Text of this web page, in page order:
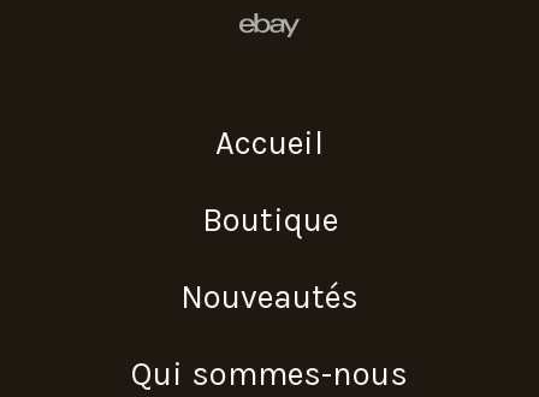
Accueil
Boutique
Nouveautés
Qui sommes-nous